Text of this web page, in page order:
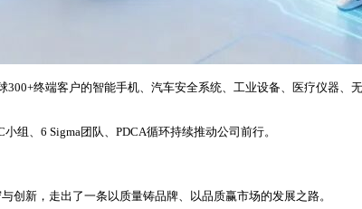
终端客户的智能手机、汽车安全系统、工业设备、医疗仪器
组、6 Sigma团队、PDCA循环持续推动公司前行。
创新，走出了一条以质量铸品牌、以品质赢市场的发展之路。